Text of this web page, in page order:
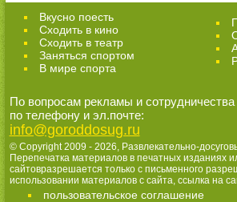
Вкусно поесть
Сходить в кино
Cходить в театр
Заняться спортом
В мире спорта
По вопросам рекламы и
по телефону и эл.почте:
info@goroddosug.ru
© Copyright 2009 - 2026, Развлекательно-
Перепечатка материалов в печатных изданиях
сайтовразрешается только с письменного
использовании материалов с сайта, ссылка на
пользовательское соглашение